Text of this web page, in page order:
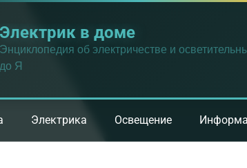
Электрик в доме
Энциклопедия об электричестве и
до Я
Электрика Освещение